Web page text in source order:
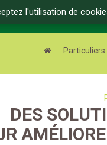
Particuliers
DES
l'utilisation de